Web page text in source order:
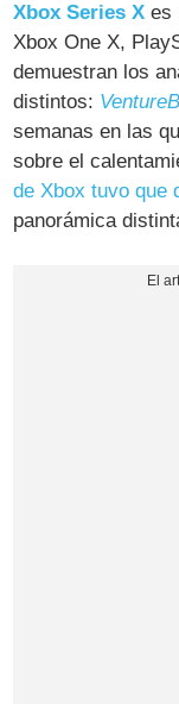
Xbox Series X es
Xbox One X,
demuestran los
distintos:
semanas en las
sobre el
de Xbox tuvo que
panorámica